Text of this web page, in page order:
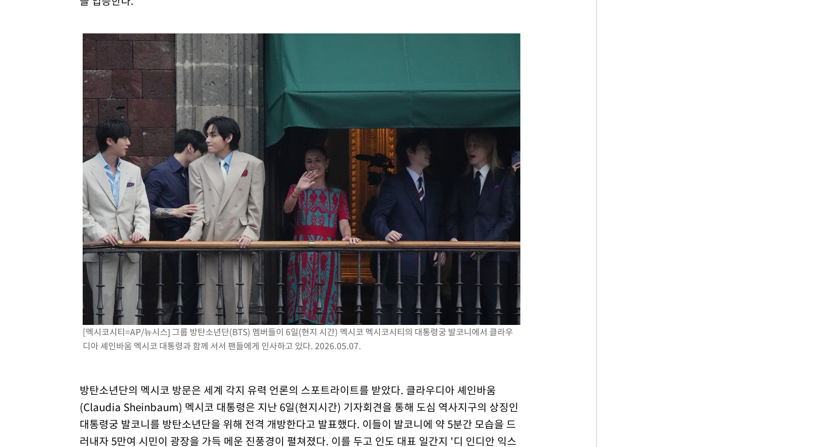
[멕시코시티=AP/뉴시스] 그룹 방탄소년단(BTS) 멤버들이 6일(현지 시간) 멕시코 멕시코시티의 대통령궁 발코니에서 클라우
디아 셰인바움 멕시코 대통령과 함께 서서 팬들에게 인사하고 있다. 2026.05.07.
방탄소년단의 멕시코 방문은 세계 각지 유력 언론의 스포트라이트를 받았다. 클라우디아 셰인바움
(Claudia Sheinbaum) 멕시코 대통령은 지난 6일(현지시간) 기자회견을 통해 도심 역사지구의 상징인
대통령궁 발코니를 방탄소년단을 위해 전격 개방한다고 발표했다. 이들이 발코니에 약 5분간 모습을 드
러내자 5만여 시민이 광장을 가득 메운 진풍경이 펼쳐졌다. 이를 두고 인도 대표 일간지 '디 인디안 익스